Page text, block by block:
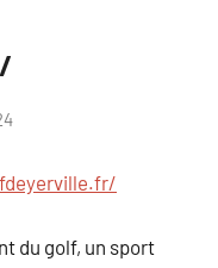
du golf, un sport